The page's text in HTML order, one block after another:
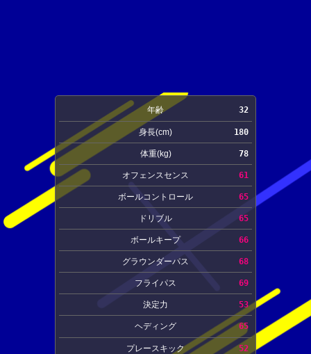
32
年齢
180
身長(cm)
78
体重(kg)
61
オフェンスセンス
65
ボールコントロール
65
ドリブル
66
ボールキープ
68
グラウンダーパス
69
フライパス
53
決定力
65
ヘディング
52
プレースキック